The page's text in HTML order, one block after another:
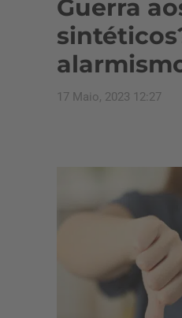
Guerra
17 Maio, 2023 12:27